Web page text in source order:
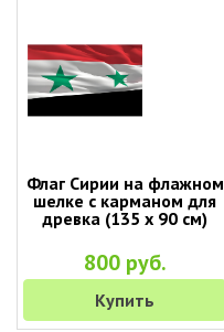
Флаг Сирии на флажном
шелке с карманом для
древка (135 х 90 см)
800 руб.
Купить